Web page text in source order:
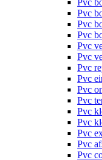
Pvc
Pvc
Pvc
Pvc
Pvc
Pvc
Pvc
Pvc
Pvc
Pvc
Pvc
Pvc
Pvc
Pvc
Pvc